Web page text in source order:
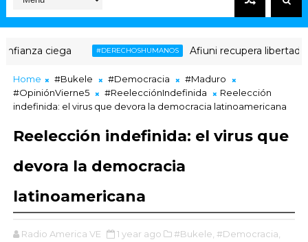
ciega #DERECHOSHUMANOS Afiuni recupera libertad
Home #Bukele #Democracia
#Maduro
#OpiniónVierne5
#ReelecciónIndefinida
Reelección
indefinida: el virus que devora la democracia latinoamericana
Reelección indefinida: el virus que
devora la democracia
latinoamericana
Radio America VE 1 year ago #Bukele, #Democracia,